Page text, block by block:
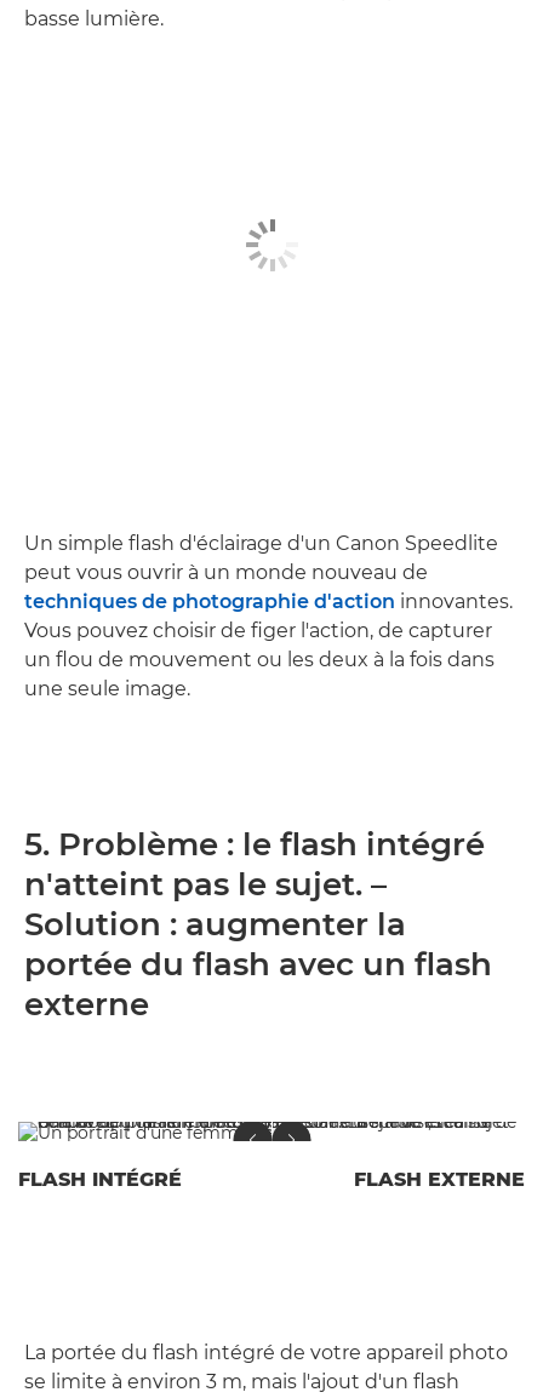
basse lumière.
Un simple flash d'éclairage d'un Canon Speedlite
peut vous ouvrir à un monde nouveau de
techniques de photographie d'action innovantes.
Vous pouvez choisir de figer l'action, de capturer
un flou de mouvement ou les deux à la fois dans
une seule image.
5. Problème : le flash intégré
n'atteint pas le sujet. –
Solution : augmenter la
portée du flash avec un flash
externe
FLASH INTÉGRÉ FLASH EXTERNE
La portée du flash intégré de votre appareil photo
se limite à environ 3 m, mais l'ajout d'un flash